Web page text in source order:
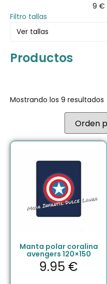
9 €
Filtro tallas
Ver tallas
Productos
Mostrando los 9 resultados
Manta polar coralina
avengers 120×150
9.95 €